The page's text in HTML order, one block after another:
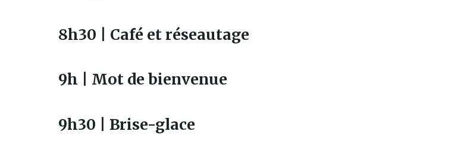
fenêtre
8h30 | Café et réseautage
9h | Mot de bienvenue
9h30 | Brise-glace